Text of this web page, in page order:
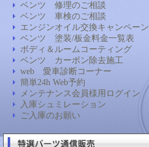
ベンツ 修理のご相談
ベンツ 車検のご相談
エンジンオイル交換キャンペーン
ベンツ 塗装/板金料金一覧表
ボディ＆ルームコーティング
ベンツ カーボン除去施工
web 愛車診断コーナー
簡単24h Web予約
メンテナンス会員様用ログイン
入庫シュミレーション
ご入庫のお願い